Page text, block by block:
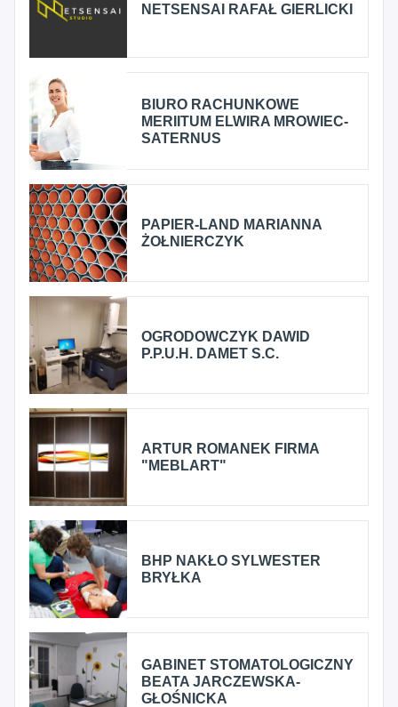
NETSENSAI RAFAŁ GIERLICKI
BIURO RACHUNKOWE
MERIITUM ELWIRA MROWIEC-
SATERNUS
PAPIER-LAND MARIANNA
ŻOŁNIERCZYK
OGRODOWCZYK DAWID
P.P.U.H. DAMET S.C.
ARTUR ROMANEK FIRMA
"MEBLART"
BHP NAKŁO SYLWESTER
BRYŁKA
GABINET STOMATOLOGICZNY
BEATA JARCZEWSKA-
GŁOŚNICKA